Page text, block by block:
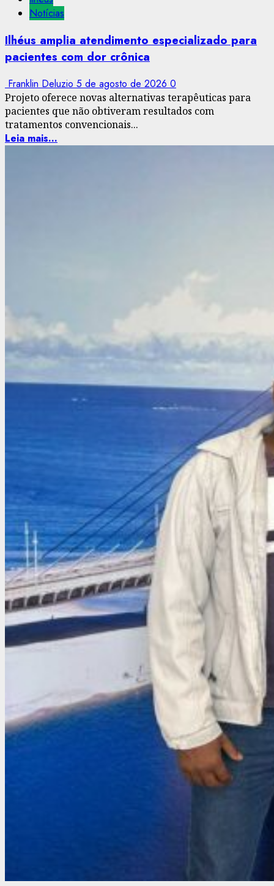
Notícias
Ilhéus amplia atendimento especializado para
pacientes com dor crônica
Franklin Deluzio 5 de agosto de 2026 0
Projeto oferece novas alternativas terapêuticas para
pacientes que não obtiveram resultados com
tratamentos convencionais...
Leia mais...